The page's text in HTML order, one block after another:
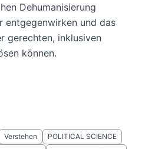
Dehumanisierung
entgegenwirken und das
gerechten, inklusiven
können.
Verstehen
POLITICAL SCIENCE